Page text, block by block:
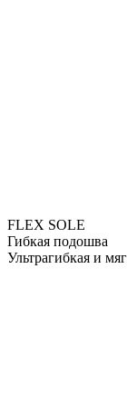
FLEX SOLE
Гибкая подошва
Ультрагибкая и